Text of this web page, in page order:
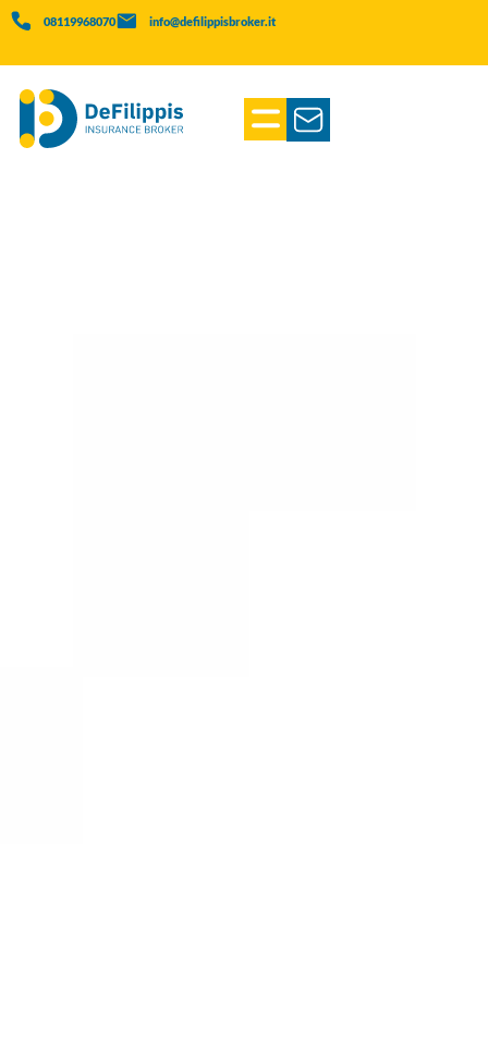
08119968070 info@defilippisbroker.it